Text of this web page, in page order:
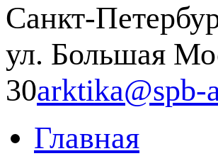
Санкт-
ул. Большая
30arktika@spb-
Главная